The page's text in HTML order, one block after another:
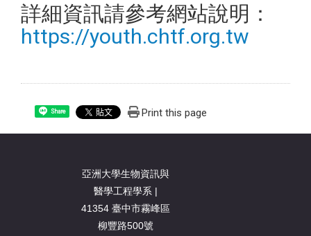
詳細資訊請參考網站說明：
https://youth.chtf.org.tw
Share Print this page
亞洲大學生物資訊與
醫學工程學系 |
41354 臺中市霧峰區
柳豐路500號